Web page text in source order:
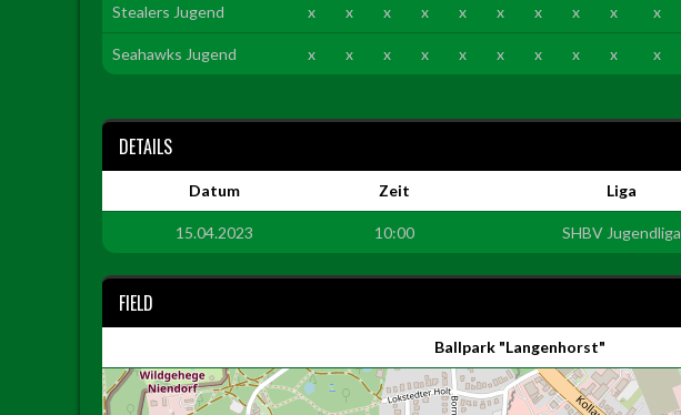
Stealers Jugend x x x x x x x x x x
Seahawks Jugend x x x x x x x x x x
DETAILS
Datum Zeit Liga
15.04.2023 10:00 SHBV Jugendliga
FIELD
Ballpark "Langenhorst"